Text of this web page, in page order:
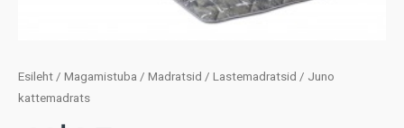
Esileht / Magamistuba / Madratsid / Lastemadratsid / Juno
kattemadrats